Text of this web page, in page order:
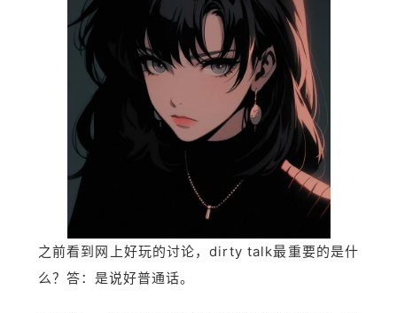
之前看到网上好玩的讨论，dirty talk最重要的是什
么？答：是说好普通话。